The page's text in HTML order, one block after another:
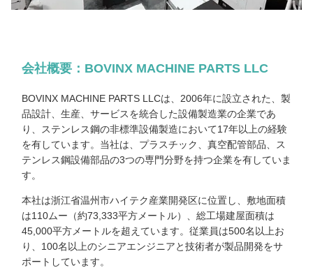
会社概要：BOVINX MACHINE PARTS LLC
BOVINX MACHINE PARTS LLCは、2006年に設立された、製
品設計、生産、サービスを統合した設備製造業の企業であ
り、ステンレス鋼の非標準設備製造において17年以上の経験
を有しています。当社は、プラスチック、真空配管部品、ス
テンレス鋼設備部品の3つの専門分野を持つ企業を有していま
す。
本社は浙江省温州市ハイテク産業開発区に位置し、敷地面積
は110ムー（約73,333平方メートル）、総工場建屋面積は
45,000平方メートルを超えています。従業員は500名以上お
り、100名以上のシニアエンジニアと技術者が製品開発をサ
ポートしています。